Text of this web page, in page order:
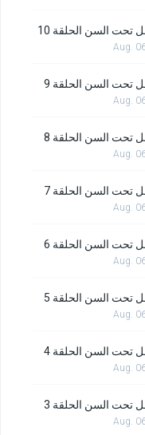
السن الحلقة 10
Aug.
تحت السن الحلقة 9
Aug.
تحت السن الحلقة 8
Aug.
تحت السن الحلقة 7
Aug.
تحت السن الحلقة 6
Aug.
تحت السن الحلقة 5
Aug.
تحت السن الحلقة 4
Aug.
تحت السن الحلقة 3
Aug.